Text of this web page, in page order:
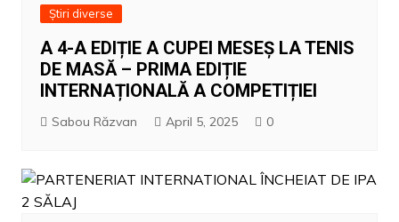
Știri diverse
A 4-A EDIȚIE A CUPEI MESEȘ LA TENIS
DE MASĂ – PRIMA EDIȚIE
INTERNAȚIONALĂ A COMPETIȚIEI
Sabou Răzvan April 5, 2025 0